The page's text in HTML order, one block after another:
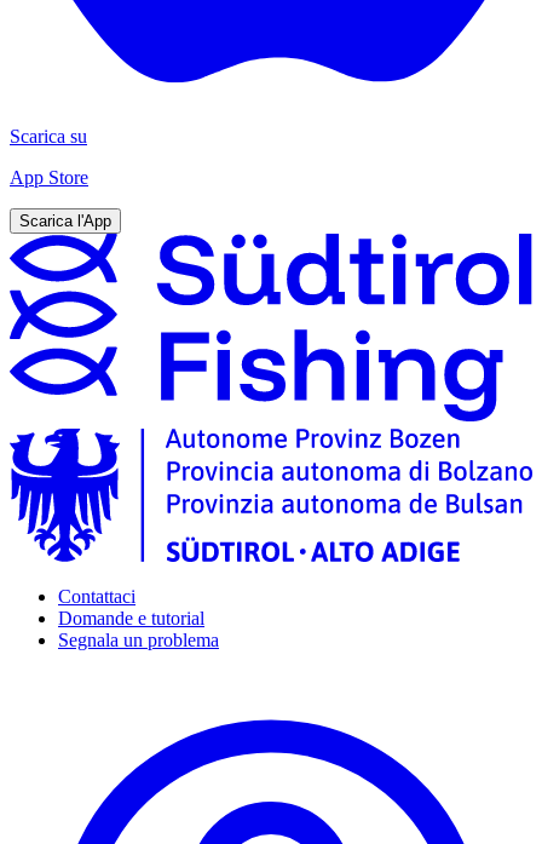
Scarica su
App Store
Scarica l'App
Contattaci
Domande e tutorial
Segnala un problema